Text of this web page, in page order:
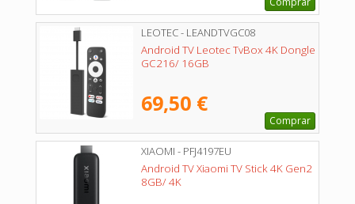
LEOTEC - LEANDTVGC08
Android TV Leotec TvBox 4K Dongle
GC216/ 16GB
69,50 €
Comprar
XIAOMI - PFJ4197EU
Android TV Xiaomi TV Stick 4K Gen2
8GB/ 4K